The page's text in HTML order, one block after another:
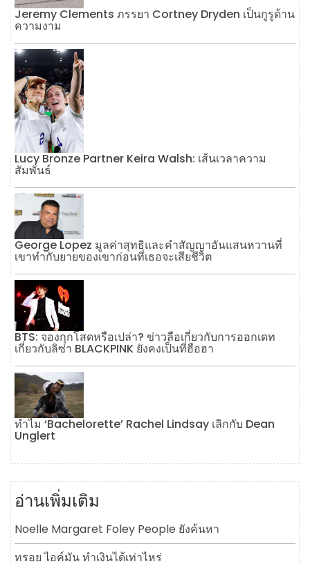
Jeremy Clements ภรรยา Cortney Dryden เป็นกูรูด้าน
ความงาม
Lucy Bronze Partner Keira Walsh: เส้นเวลาความ
สัมพันธ์
George Lopez มูลค่าสุทธิและคำสัญญาอันแสนหวานที่
เขาทำกับยายของเขาก่อนที่เธอจะเสียชีวิต
BTS: จองกุกโสดหรือเปล่า? ข่าวลือเกี่ยวกับการออกเดท
เกี่ยวกับลิซ่า BLACKPINK ยังคงเป็นที่ฮือฮา
ทำไม ‘Bachelorette’ Rachel Lindsay เลิกกับ Dean
Unglert
อ่านเพิ่มเติม
Noelle Margaret Foley People ยังค้นหา
ทรอย ไอค์มัน ทำเงินได้เท่าไหร่